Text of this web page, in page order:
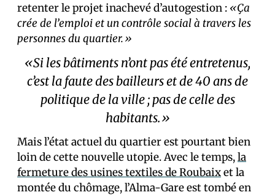
retenter le projet inachevé d’autogestion : «Ça
crée de l’emploi et un contrôle social à travers les
personnes du quartier.»
«Si les bâtiments n’ont pas été entretenus,
c’est la faute des bailleurs et de 40 ans de
politique de la ville ; pas de celle des
habitants.»
Mais l’état actuel du quartier est pourtant bien
loin de cette nouvelle utopie. Avec le temps,la
fermeture des usines textiles de Roubaixet la
montée du chômage, l’Alma-Gare est tombé en